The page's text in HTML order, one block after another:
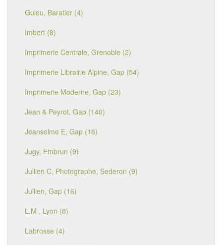
Guieu, Baratier (4)
Imbert (8)
Imprimerie Centrale, Grenoble (2)
Imprimerie Librairie Alpine, Gap (54)
Imprimerie Moderne, Gap (23)
Jean & Peyrot, Gap (140)
Jeanselme E, Gap (16)
Jugy, Embrun (9)
Jullien C, Photographe, Sederon (9)
Jullien, Gap (16)
L.M , Lyon (8)
Labrosse (4)